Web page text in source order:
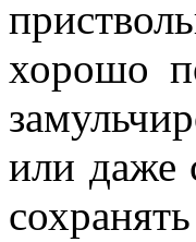
хорошо
или даже